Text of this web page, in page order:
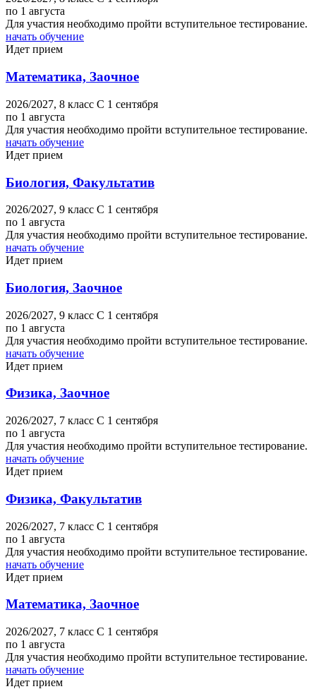
по 1 августа
Для участия необходимо пройти вступительное тестирование.
начать обучение
Идет прием
Математика, Заочное
2026/2027, 8 класс C 1 сентября
по 1 августа
Для участия необходимо пройти вступительное тестирование.
начать обучение
Идет прием
Биология, Факультатив
2026/2027, 9 класс C 1 сентября
по 1 августа
Для участия необходимо пройти вступительное тестирование.
начать обучение
Идет прием
Биология, Заочное
2026/2027, 9 класс C 1 сентября
по 1 августа
Для участия необходимо пройти вступительное тестирование.
начать обучение
Идет прием
Физика, Заочное
2026/2027, 7 класс C 1 сентября
по 1 августа
Для участия необходимо пройти вступительное тестирование.
начать обучение
Идет прием
Физика, Факультатив
2026/2027, 7 класс C 1 сентября
по 1 августа
Для участия необходимо пройти вступительное тестирование.
начать обучение
Идет прием
Математика, Заочное
2026/2027, 7 класс C 1 сентября
по 1 августа
Для участия необходимо пройти вступительное тестирование.
начать обучение
Идет прием